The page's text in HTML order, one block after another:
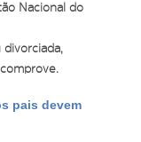
Nacional do
divorciada,
pais devem